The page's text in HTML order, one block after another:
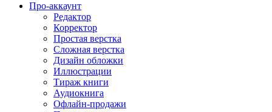
Про-аккаунт
Редактор
Корректор
Простая верстка
Сложная верстка
Дизайн обложки
Иллюстрации
Тираж книги
Аудиокнига
Офлайн-продажи